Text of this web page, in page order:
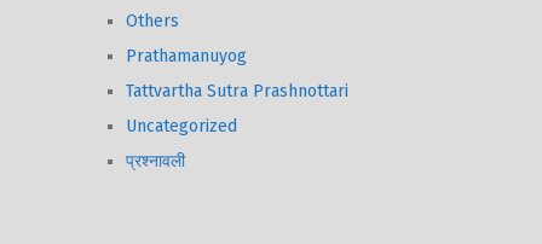
Others
Prathamanuyog
Tattvartha Sutra Prashnottari
Uncategorized
प्रश्नावली